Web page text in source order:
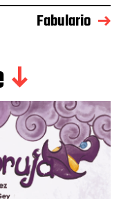
Fabulario